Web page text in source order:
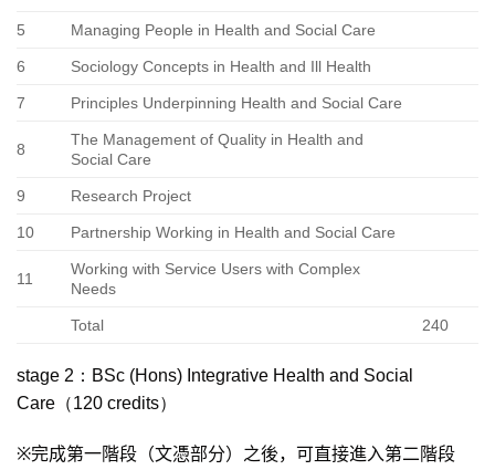
5 Managing People in Health and Social Care
6 Sociology Concepts in Health and Ill Health
7 Principles Underpinning Health and Social Care
8
The Management of Quality in Health and
Social Care
9 Research Project
10 Partnership Working in Health and Social Care
11
Working with Service Users with Complex
Needs
Total 240
stage 2：BSc (Hons) Integrative Health and Social
Care（120 credits）
※完成第一階段（文憑部分）之後，可直接進入第二階段